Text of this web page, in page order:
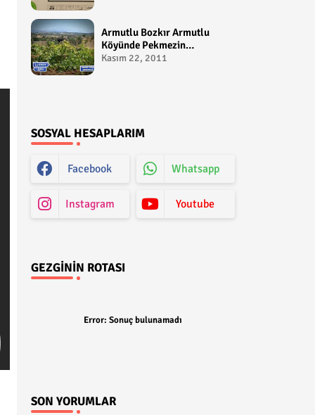
Armutlu Bozkır Armutlu
Köyünde Pekmezin
Hikayesi:Gezen Bilir Kontv
Kasım 22, 2011
SOSYAL HESAPLARIM
Facebook Whatsapp
Instagram Youtube
GEZGININ ROTASI
Error: Sonuç bulunamadı
SON YORUMLAR